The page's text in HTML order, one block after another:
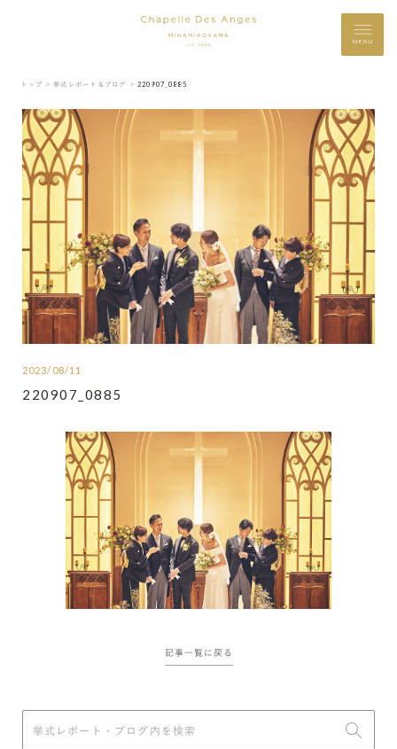
MENU
トップ ＞ 挙式レポート＆ブログ ＞ 220907_0885
2023/08/11
220907_0885
記事一覧に戻る